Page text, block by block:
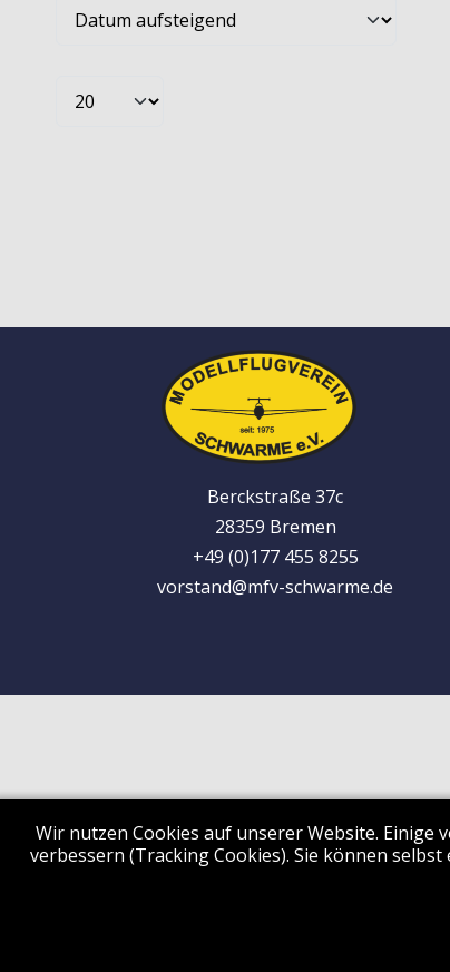
Berckstraße 37c
28359 Bremen
+49 (0)177 455 8255
vorstand@mfv-schwarme.de
Wir nutzen Cookies auf unserer Website. Einige
verbessern (Tracking Cookies). Sie können